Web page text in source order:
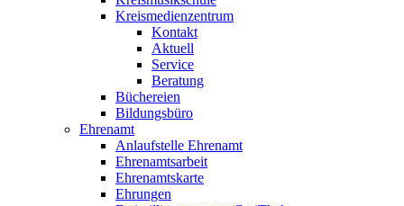
Kreismedienzentrum
Kontakt
Aktuell
Service
Beratung
Büchereien
Bildungsbüro
Ehrenamt
Anlaufstelle Ehrenamt
Ehrenamtsarbeit
Ehrenamtskarte
Ehrungen